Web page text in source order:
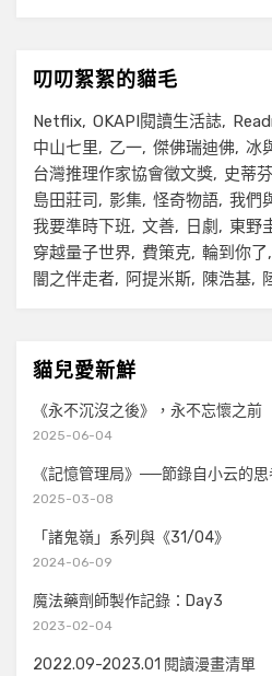
叨叨絮絮的貓毛
Netflix OKAPI閱讀生活誌
中山七里
乙一 傑佛瑞迪佛 冰
台灣推理作家協會徵文獎
史蒂
島田莊司
影集 怪奇物語 我們
我要準時下班
文善 日劇 東野
穿越量子世界
費策克 輪到你了
闇之伴走者
阿提米斯 陳浩基
貓兒愛新鮮
《永不沉沒之後》，永不忘懷之前
2025-06-04
《記憶管理局》──節錄自小云的
2025-03-08
「諸鬼嶺」系列與《31/04》
2024-06-09
魔法藥劑師製作記錄：Day3
2023-02-04
2022.09-2023.01 閱讀漫畫清單